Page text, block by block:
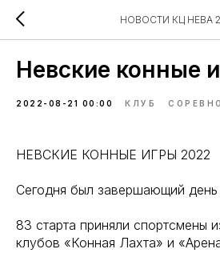
НОВОСТИ КЦ НЕВА
Невские конные
2022-08-21 00:00 КЛУБ
НЕВСКИЕ КОННЫЕ ИГРЫ 2022
Сегодня был завершающий день
83 старта приняли спортсмены
клубов «Конная Лахта» и